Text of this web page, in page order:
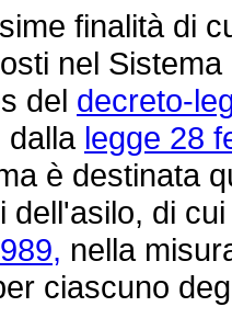
finalità di
nel
del decreto-
dalla legge 28
è destinata
dell'asilo, di
nella
ciascuno